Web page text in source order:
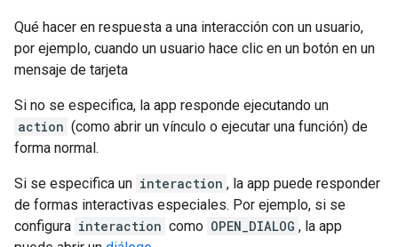
Qué hacer en respuesta a una interacción con un usuario,
por ejemplo, cuando un usuario hace clic en un botón en un
mensaje de tarjeta
Si no se especifica, la app responde ejecutando un
action (como abrir un vínculo o ejecutar una función) de
forma normal.
Si se especifica un interaction , la app puede responder
de formas interactivas especiales. Por ejemplo, si se
configura interaction como OPEN_DIALOG , la app